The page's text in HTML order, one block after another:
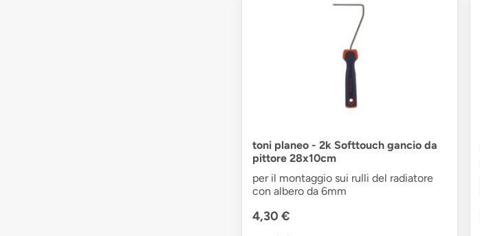
toni planeo - 2k Softtouch gancio da
pittore 28x10cm
per il montaggio sui rulli del radiatore
con albero da 6mm
4,30 €